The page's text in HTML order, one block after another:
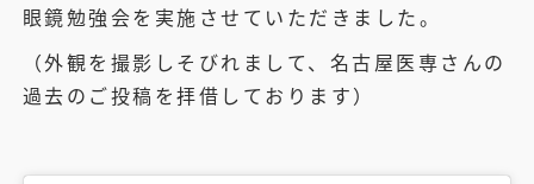
眼鏡勉強会を実施させていただきました。
（外観を撮影しそびれまして、名古屋医専さんの
過去のご投稿を拝借しております）